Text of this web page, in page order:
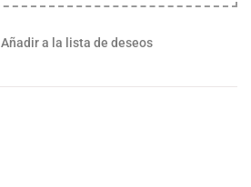
Añadir a la lista de deseos